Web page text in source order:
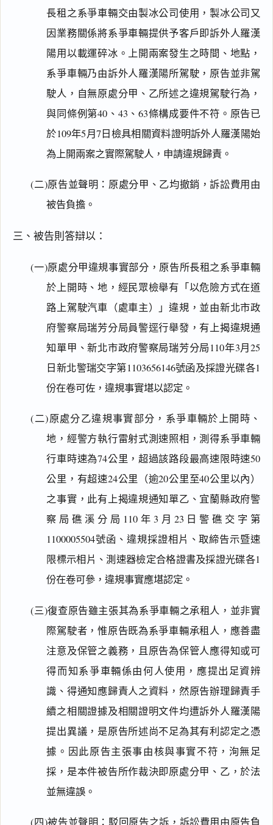
長租之系爭車輛交由製冰公司使用，製冰公司又
因業務關係將系爭車輛提供予客戶即訴外人羅漢
陽用以載運碎冰。上開兩案發生之時間、地點，
系爭車輛乃由訴外人羅漢陽所駕駛，原告並非駕
駛人，自無原處分甲、乙所述之違規駕駛行為，
與同條例第40、43、63條構成要件不符。原告已
於109年5月7日檢具相關資料證明訴外人羅漢陽始
為上開兩案之實際駕駛人，申請違規歸責。
(二)原告並聲明：原處分甲、乙均撤銷，訴訟費用由
被告負擔。
三、被告則答辯以：
(一)原處分甲違規事實部分，原告所長租之系爭車輛
於上開時、地，經民眾檢舉有「以危險方式在道
路上駕駛汽車（處車主）」違規，並由新北市政
府警察局瑞芳分局員警逕行舉發，有上揭違規通
知單甲、新北市政府警察局瑞芳分局110年3月25
日新北警瑞交字第1103656146號函及採證光碟各1
份在卷可佐，違規事實堪以認定。
(二)原處分乙違規事實部分，系爭車輛於上開時、
地，經警方執行雷射式測速照相，測得系爭車輛
行車時速為74公里，超過該路段最高速限時速50
公里，有超速24公里（逾20公里至40公里以內）
之事實，此有上揭違規通知單乙、宜蘭縣政府警
察局礁溪分局110年3月23日警礁交字第
1100005504號函、違規採證相片、取締告示暨速
限標示相片、測速器檢定合格證書及採證光碟各1
份在卷可參，違規事實應堪認定。
(三)復查原告雖主張其為系爭車輛之承租人，並非實
際駕駛者，惟原告既為系爭車輛承租人，應善盡
注意及保管之義務，且原告為保管人應得知或可
得而知系爭車輛係由何人使用，應提出足資辨
識、得通知應歸責人之資料，然原告辦理歸責手
續之相關證據及相關證明文件均遭訴外人羅漢陽
提出異議，是原告所述尚不足為其有利認定之憑
據。因此原告主張事由核與事實不符，洵無足
採，是本件被告所作裁決即原處分甲、乙，於法
並無違誤。
(四)被告並聲明：駁回原告之訴，訴訟費用由原告負